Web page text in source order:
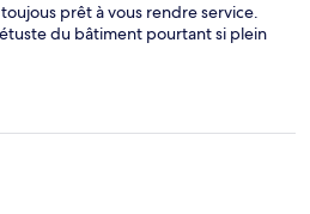
prêt à vous rendre service.
du bâtiment pourtant si plein